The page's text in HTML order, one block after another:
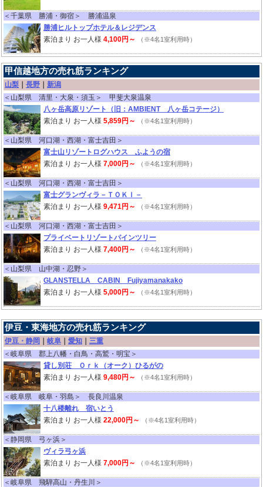
＜千葉県 勝浦・御宿＞ 勝浦温泉
勝浦ヒルトップホテル＆レジデンス
素泊まり お一人様 4,100円～ （※4名1室利用時）
甲信越地方の売れ筋ランキング
山梨 長野
新潟
＜山梨県 清里・大泉・須玉＞ 甲斐大泉温泉
八ヶ岳高原リゾート（旧：AMBIENT 八ヶ岳コテージ）
素泊まり お一人様 5,859円～ （※4名1室利用時）
＜山梨県 河口湖・西湖・富士吉田＞
富士山リゾートログハウス ふようの宿
素泊まり お一人様 7,000円～ （※4名1室利用時）
＜山梨県 河口湖・西湖・富士吉田＞
富士グランヴィラ－ＴＯＫＩ－
素泊まり お一人様 9,471円～ （※4名1室利用時）
＜山梨県 河口湖・西湖・富士吉田＞
プライベートリゾートパインツリー
素泊まり お一人様 7,400円～ （※4名1室利用時）
＜山梨県 山中湖・忍野＞
GLANSTELLA CABIN Fujiyamanakako
素泊まり お一人様 5,000円～ （※4名1室利用時）
伊豆・東海地方の売れ筋ランキング
伊豆・静岡 ｜ 岐阜 ｜ 愛知 ｜ 三重
＜岐阜県 郡上八幡・白鳥・高鷲・明宝＞
貸し別荘 Ｏｒｋ（オーク）ひるがの
素泊まり お一人様 9,480円～ （※4名1室利用時）
＜岐阜県 岐阜・羽島＞ 長良川温泉
十八楼離れ 宿いとう
素泊まり お一人様 22,000円～ （※4名1室利用時）
＜静岡県 弓ヶ浜＞
ヴィラ弓ヶ浜
素泊まり お一人様 7,000円～ （※4名1室利用時）
＜岐阜県 飛騨高山・丹生川＞